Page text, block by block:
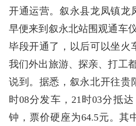
开通运营。叙永县龙凤镇龙
早便来到叙永北站围观通车
毕段开通了，以后可以坐火
我们外出旅游、探亲、打工
说到。据悉，叙永北开往贵
时08分发车，21时03分抵
钟，票价硬座为64.5元。其